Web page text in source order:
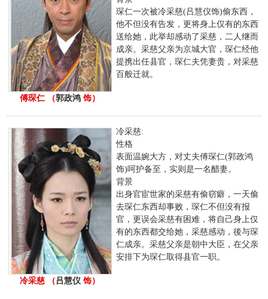
傅琛仁 （郭政鸿饰）
琛仁一次被冷采慈(吕慧仪饰)偷东西，
他不但没有告发，更将身上仅有的东西
送给她，此举却感动了采慈，二人继而
成亲。采慈父亲为京城大官，琛仁经他
提携出任县官，琛仁夫凭妻贵，对采慈
百般迁就。
冷采慈 （ 吕慧仪 饰）
冷采慈:
性格
表面温婉大方，对丈夫傅琛仁(郭政鸿
饰)呵护备至，实则是一名醋妻。
背景
出身官宦世家的采慈有偷窃癖，一天偷
去琛仁东西却事败，琛仁不但没有报
官，更误会采慈有困难，将自己身上仅
有的东西都交给她，采慈感动，後与琛
仁成亲。采慈父亲是朝中大臣，在父亲
安排下为琛仁取得县官一职。